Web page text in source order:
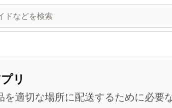
リ
適切な場所に配送するために必要